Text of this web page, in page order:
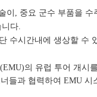
이, 중요 군수 부품을
다.
수시간내에 생상할 수
의 유럽 투어 개시
들과 협력하여 EMU 시